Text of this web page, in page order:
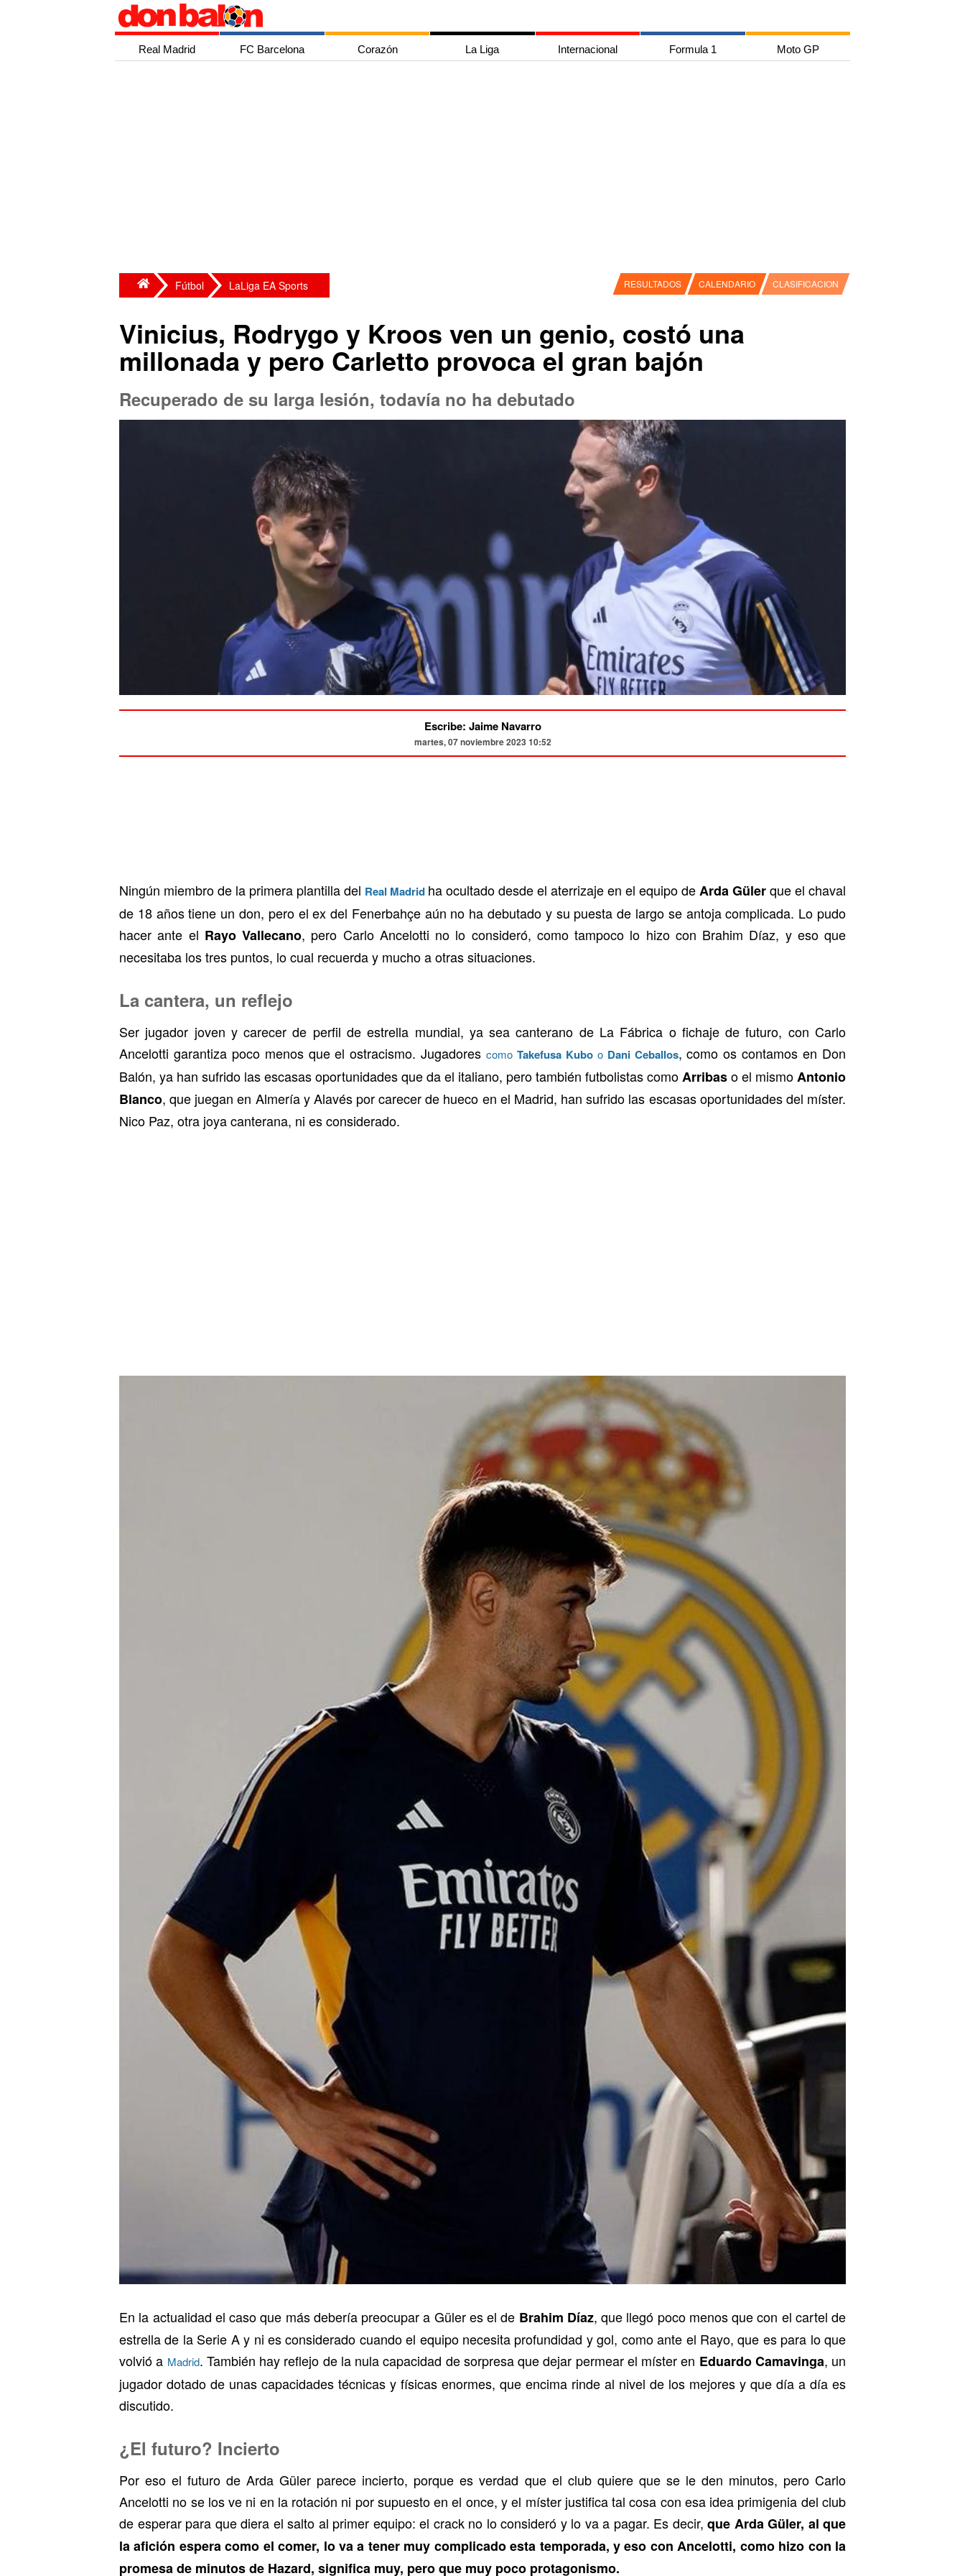
Real Madrid FC Barcelona Corazón La Liga Internacional Formula 1 Moto GP
Fútbol LaLiga EA Sports RESULTADOS CALENDARIO CLASIFICACION
Vinicius, Rodrygo y Kroos ven un genio, costó una
millonada y pero Carletto provoca el gran bajón
Recuperado de su larga lesión, todavía no ha debutado
Escribe: Jaime Navarro
martes, 07 noviembre 2023 10:52
Ningún miembro de la primera plantilla del Real Madrid ha ocultado desde el aterrizaje en el equipo deArda Gülerque el chaval
de 18 años tiene un don, pero el ex del Fenerbahçe aún no ha debutado y su puesta de largo se antoja complicada. Lo pudo
hacer ante el Rayo Vallecano, pero Carlo Ancelotti no lo consideró, como tampoco lo hizo con Brahim Díaz, y eso que
necesitaba los tres puntos, lo cual recuerda y mucho a otras situaciones.
La cantera, un reflejo
Ser jugador joven y carecer de perfil de estrella mundial, ya sea canterano de La Fábrica o fichaje de futuro, con Carlo
Ancelotti garantiza poco menos que el ostracismo. JugadorescomoTakefusa Kuboo Dani Ceballos, como os contamos en Don
Balón, ya han sufrido las escasas oportunidades que da el italiano, pero también futbolistas comoArribaso el mismoAntonio
Blanco, que juegan en Almería y Alavés por carecer de hueco en el Madrid, han sufrido las escasas oportunidades del míster.
Nico Paz, otra joya canterana, ni es considerado.
En la actualidad el caso que más debería preocupar a Güler es el de Brahim Díaz, que llegó poco menos que con el cartel de
estrella de la Serie A y ni es considerado cuando el equipo necesita profundidad y gol, como ante el Rayo, que es para lo que
volvió a Madrid. También hay reflejo de la nula capacidad de sorpresa que dejar permear el míster en Eduardo Camavinga, un
jugador dotado de unas capacidades técnicas y físicas enormes, que encima rinde al nivel de los mejores y que día a día es
discutido.
¿El futuro? Incierto
Por eso el futuro de Arda Güler parece incierto, porque es verdad que el club quiere que se le den minutos, pero Carlo
Ancelotti no se los ve ni en la rotación ni por supuesto en el once, y el míster justifica tal cosa con esa idea primigenia del club
de esperar para que diera el salto al primer equipo: el crack no lo consideró y lo va a pagar. Es decir, que Arda Güler, al que
la afición espera como el comer, lo va a tener muy complicado esta temporada, y eso con Ancelotti, como hizo con la
promesa de minutos de Hazard, significa muy, pero que muy poco protagonismo.